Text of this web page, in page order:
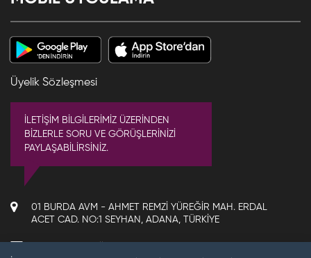
Üyelik Sözleşmesi
İLETİŞİM BİLGİLERİMİZ ÜZERİNDEN
BİZLERLE SORU VE GÖRÜŞLERİNİZİ
PAYLAŞABİLİRSİNİZ.
01 BURDA AVM - AHMET REMZI YÜREĞIR MAH. ERDAL
ACET CAD. NO:1 SEYHAN, ADANA, TÜRKIYE